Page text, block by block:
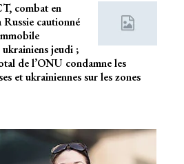
combat en
cautionné
jeudi ;
de l’ONU condamne les
et ukrainiennes sur les zones